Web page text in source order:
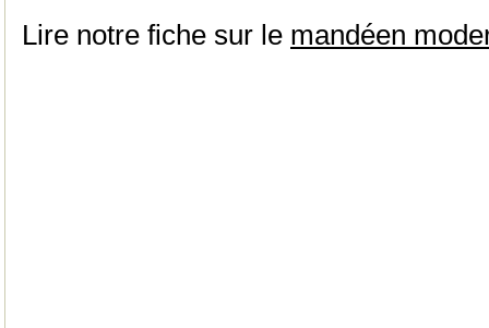
Lire notre fiche sur le mandéen